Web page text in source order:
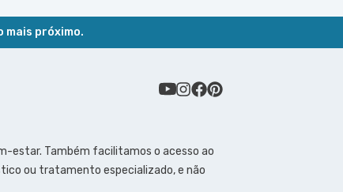
mais próximo.
estar. Também facilitamos o acesso ao
ou tratamento especializado, e não